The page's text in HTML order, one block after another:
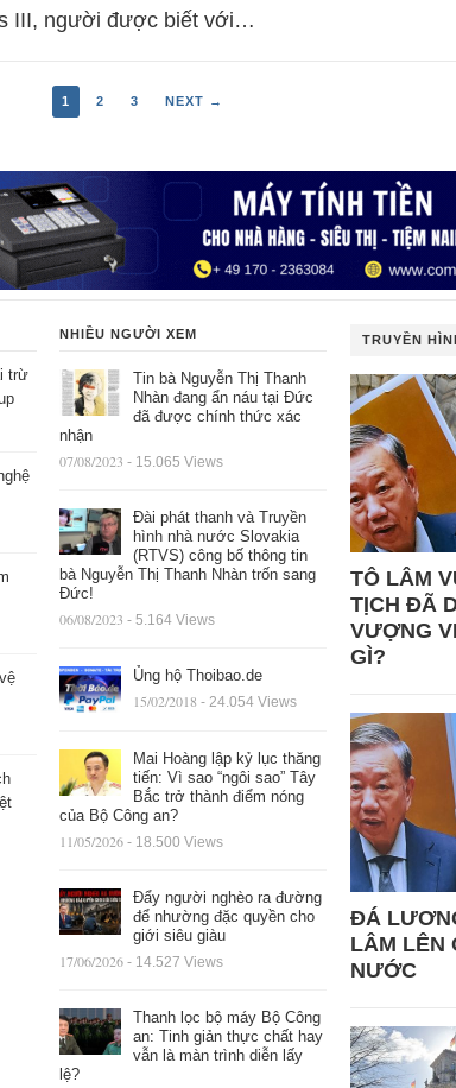
III, người được biết với…
1 2 3 NEXT →
trừ
NHIỀU NGƯỜI XEM
Tin bà Nguyễn Thị Thanh
Nhàn đang ẩn náu tại Đức
đã được chính thức xác
nhận
07/08/2023 - 15.065 Views
Đài phát thanh và Truyền
hình nhà nước Slovakia
(RTVS) công bố thông tin
bà Nguyễn Thị Thanh Nhàn trốn sang
Đức!
06/08/2023 - 5.164 Views
Ủng hộ Thoibao.de
15/02/2018 - 24.054 Views
Mai Hoàng lập kỷ lục thăng
tiến: Vì sao “ngôi sao” Tây
Bắc trở thành điểm nóng
của Bộ Công an?
11/05/2026 - 18.500 Views
Đẩy người nghèo ra đường
để nhường đặc quyền cho
giới siêu giàu
17/06/2026 - 14.527 Views
Thanh lọc bộ máy Bộ Công
an: Tinh giản thực chất hay
vẫn là màn trình diễn lấy
lệ?
TRUYỀN
TÔ LÂM
TỊCH ĐÃ
VƯỢNG
GÌ?
ĐÁ
LÂM LÊN
NƯỚC